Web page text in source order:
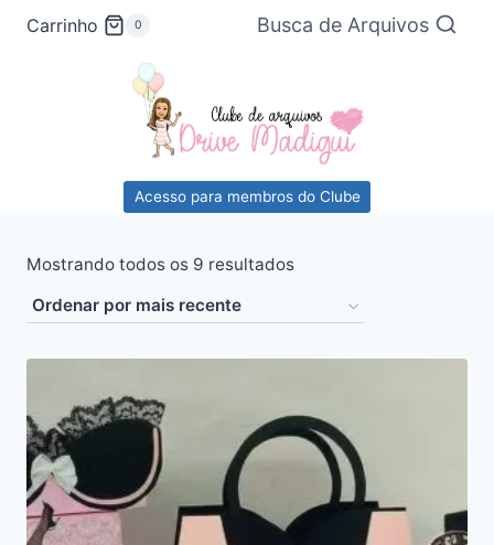
Pular
Carrinho 0 Busca de Arquivos
Acesso para membros do Clube
Mostrando todos os 9 resultadosClassificado
mais
recente